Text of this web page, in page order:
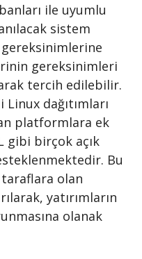
ile uyumlu
sistem
gereksinimlerine
gereksinimleri
tercih edilebilir.
dağıtımları
platformlara ek
gibi birçok açık
Bu
olan
yatırımların
olanak